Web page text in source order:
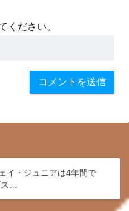
ください。
イ・ジュニアは4年間で
…